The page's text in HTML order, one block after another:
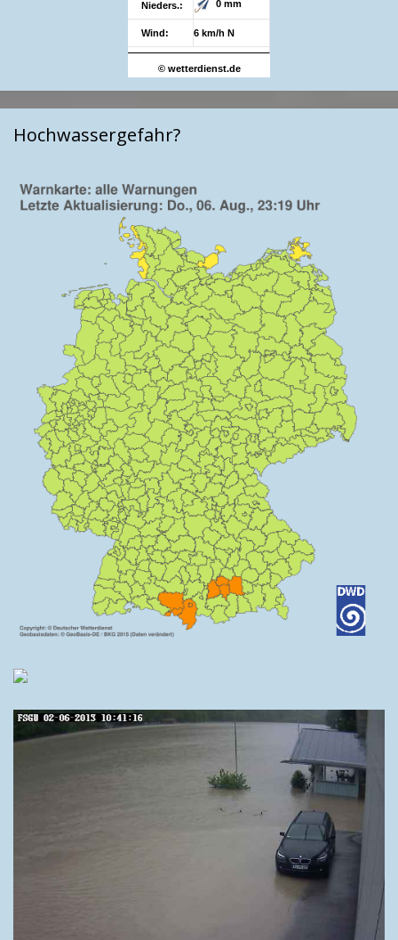
Nieders.: 0 mm
Wind: 6 km/h N
© wetterdienst.de
Hochwassergefahr?